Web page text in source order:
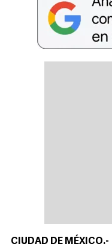
CIUDAD DE MÉXICO.-